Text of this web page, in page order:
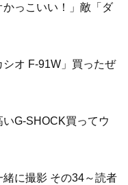
かっこいい！」敵「ダ
オ F-91W」買ったぜ
G-SHOCK買ってウ
に撮影 その34～読者